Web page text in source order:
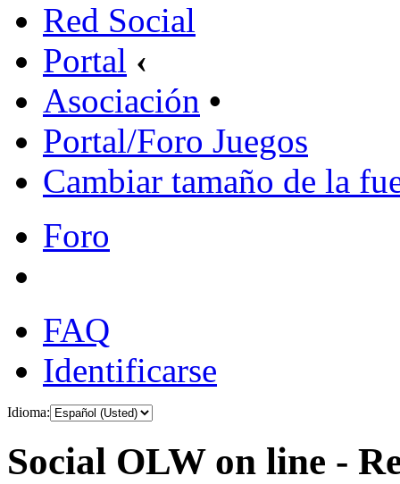
Red Social
Portal ‹
Asociación •
Portal/Foro Juegos
Cambiar tamaño de la
Foro
FAQ
Identificarse
Idioma:
Social OLW on line -